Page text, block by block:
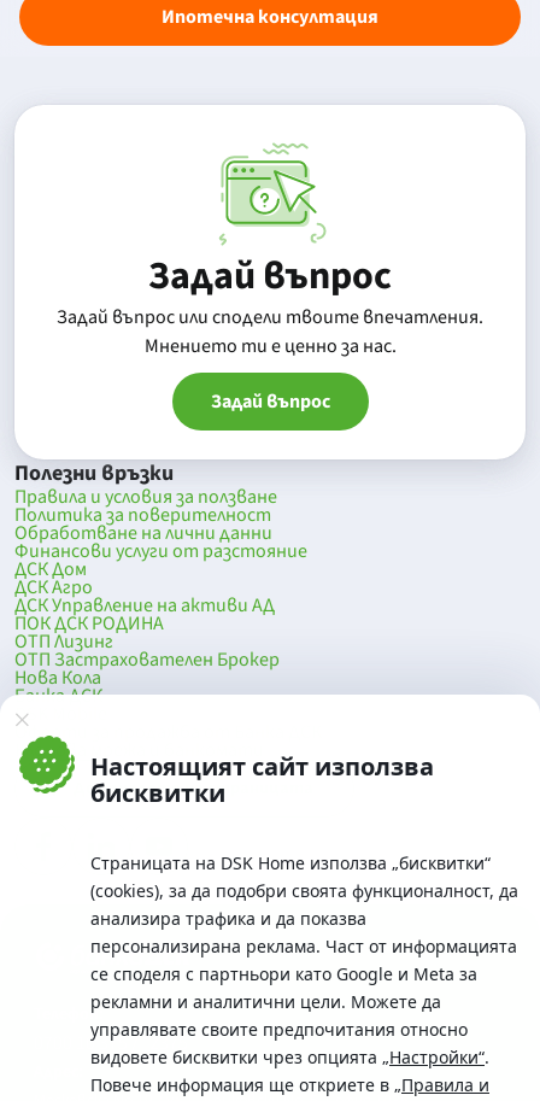
Настоящият сайт използва
бисквитки
Страницата на DSK Home използва „бисквитки“
(cookies), за да подобри своята функционалност, да
анализира трафика и да показва
персонализирана реклама. Част от информацията
се споделя с партньори като Google и Meta за
рекламни и аналитични цели. Можете да
управлявате своите предпочитания относно
видовете бисквитки чрез опцията „Настройки“.
Повече информация ще откриете в „Правила и
Ипотечна консултация
Задай въпрос
Задай въпрос или сподели твоите впечатления.
Mнението ти е ценно за нас.
Задай въпрос
Полезни връзки
Правила и условия за ползване
Политика за поверителност
Обработване на лични данни
Финансови услуги от разстояние
ДСК Дом
ДСК Агро
ДСК Управление на активи АД
ПОК ДСК РОДИНА
ОТП Лизинг
ОТП Застрахователен Брокер
Нова Кола
Банка ДСК
DSK Mobile
Оферти за продажба от Банка ДСК
Клонова мрежа и банкомати
До началото на страницата
Телефон:
0700 10 375 / *2375